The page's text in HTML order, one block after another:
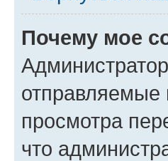
Почему мое
отправляемые
просмотра
что